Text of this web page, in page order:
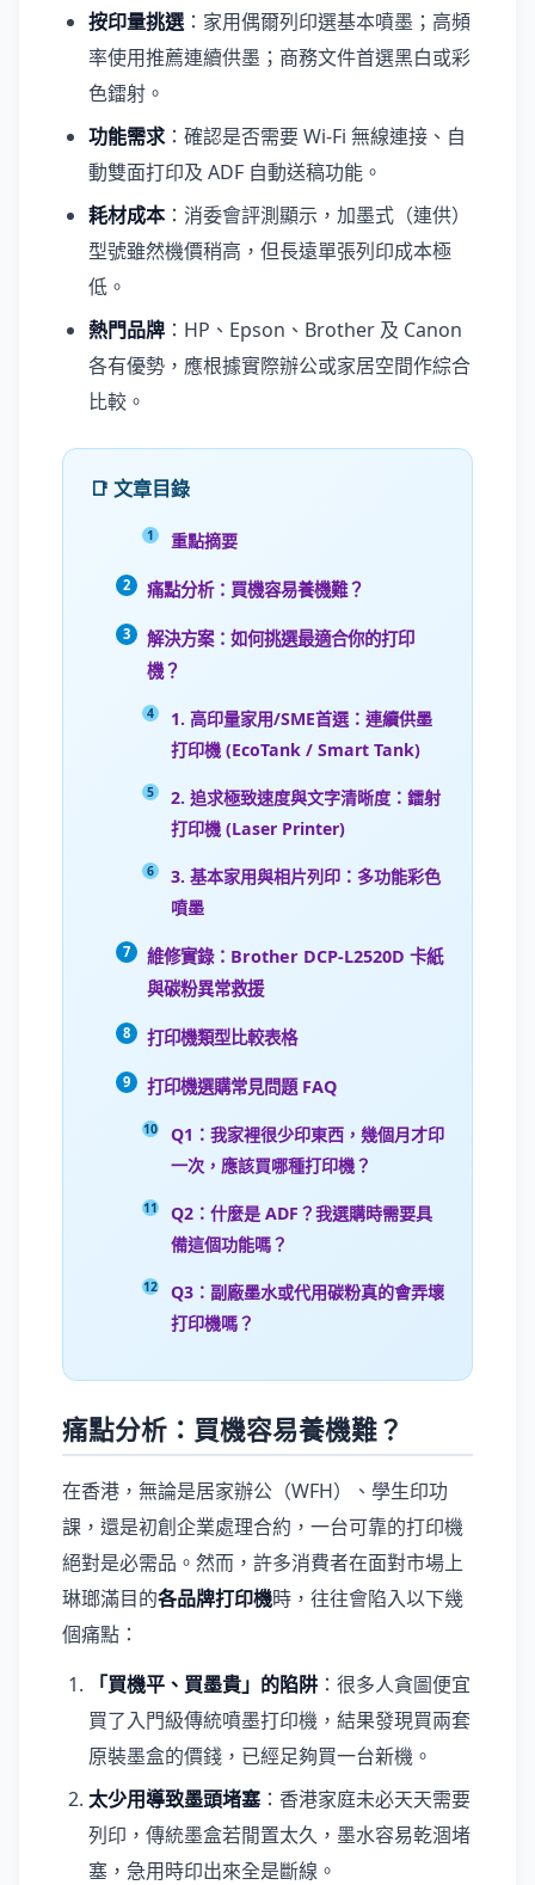
按印量挑選 ：家用偶爾列印選基本噴墨；高頻
率使用推薦連續供墨；商務文件首選黑白或彩
色鐳射。
功能需求：確認是否需要 Wi-Fi 無線連接、自
動雙面打印及 ADF 自動送稿功能。
耗材成本：消委會評測顯示，加墨式（連供）
型號雖然機價稍高，但長遠單張列印成本極
低。
熱門品牌 ：HP、Epson、Brother 及 Canon
各有優勢，應根據實際辦公或家居空間作綜合
比較。
📑 文章目錄
重點摘要
痛點分析：買機容易養機難？
解決方案：如何挑選最適合你的打印
機？
1. 高印量家用/SME首選：連續供墨
打印機 (EcoTank / Smart Tank)
2. 追求極致速度與文字清晰度：鐳射
打印機 (Laser Printer)
3. 基本家用與相片列印：多功能彩色
噴墨
維修實錄：Brother DCP-L2520D 卡紙
與碳粉異常救援
打印機類型比較表格
打印機選購常見問題 FAQ
Q1：我家裡很少印東西，幾個月才印
一次，應該買哪種打印機？
Q2：什麼是 ADF？我選購時需要具
備這個功能嗎？
Q3：副廠墨水或代用碳粉真的會弄壞
打印機嗎？
痛點分析：買機容易養機難？
在香港，無論是居家辦公（WFH）、學生印功
課，還是初創企業處理合約，一台可靠的打印機
絕對是必需品。然而，許多消費者在面對市場上
琳瑯滿目的各品牌打印機時，往往會陷入以下幾
個痛點：
「買機平、買墨貴」的陷阱 ：很多人貪圖便宜
買了入門級傳統噴墨打印機，結果發現買兩套
原裝墨盒的價錢，已經足夠買一台新機。
太少用導致墨頭堵塞 ：香港家庭未必天天需要
列印，傳統墨盒若閒置太久，墨水容易乾涸堵
塞，急用時印出來全是斷線。